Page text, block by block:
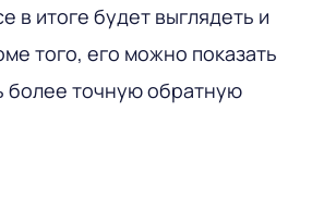
в итоге будет выглядеть и
того, его можно показать
более точную обратную